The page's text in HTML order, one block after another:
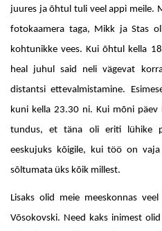
juures ja õhtul tuli veel appi meile.
fotokaamera taga, Mikk ja Stas
kohtunikke vees. Kui õhtul kella
heal juhul said neli vägevat
distantsi ettevalmistamine.
kuni kella 23.30 ni. Kui mõni
tundus, et täna oli eriti lühike
eeskujuks kõigile, kui töö on
sõltumata üks kõik millest.
Lisaks olid meie meeskonnas
Võsokovski. Need kaks inimest